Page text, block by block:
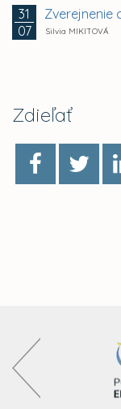
31
07
Silvia MIKITOVÁ
Zdieľať